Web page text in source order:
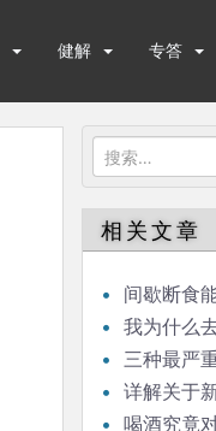
健解 专答
搜
索：
相关文章
间歇断食
我为什么
三种最严
详解关于
喝酒究竟